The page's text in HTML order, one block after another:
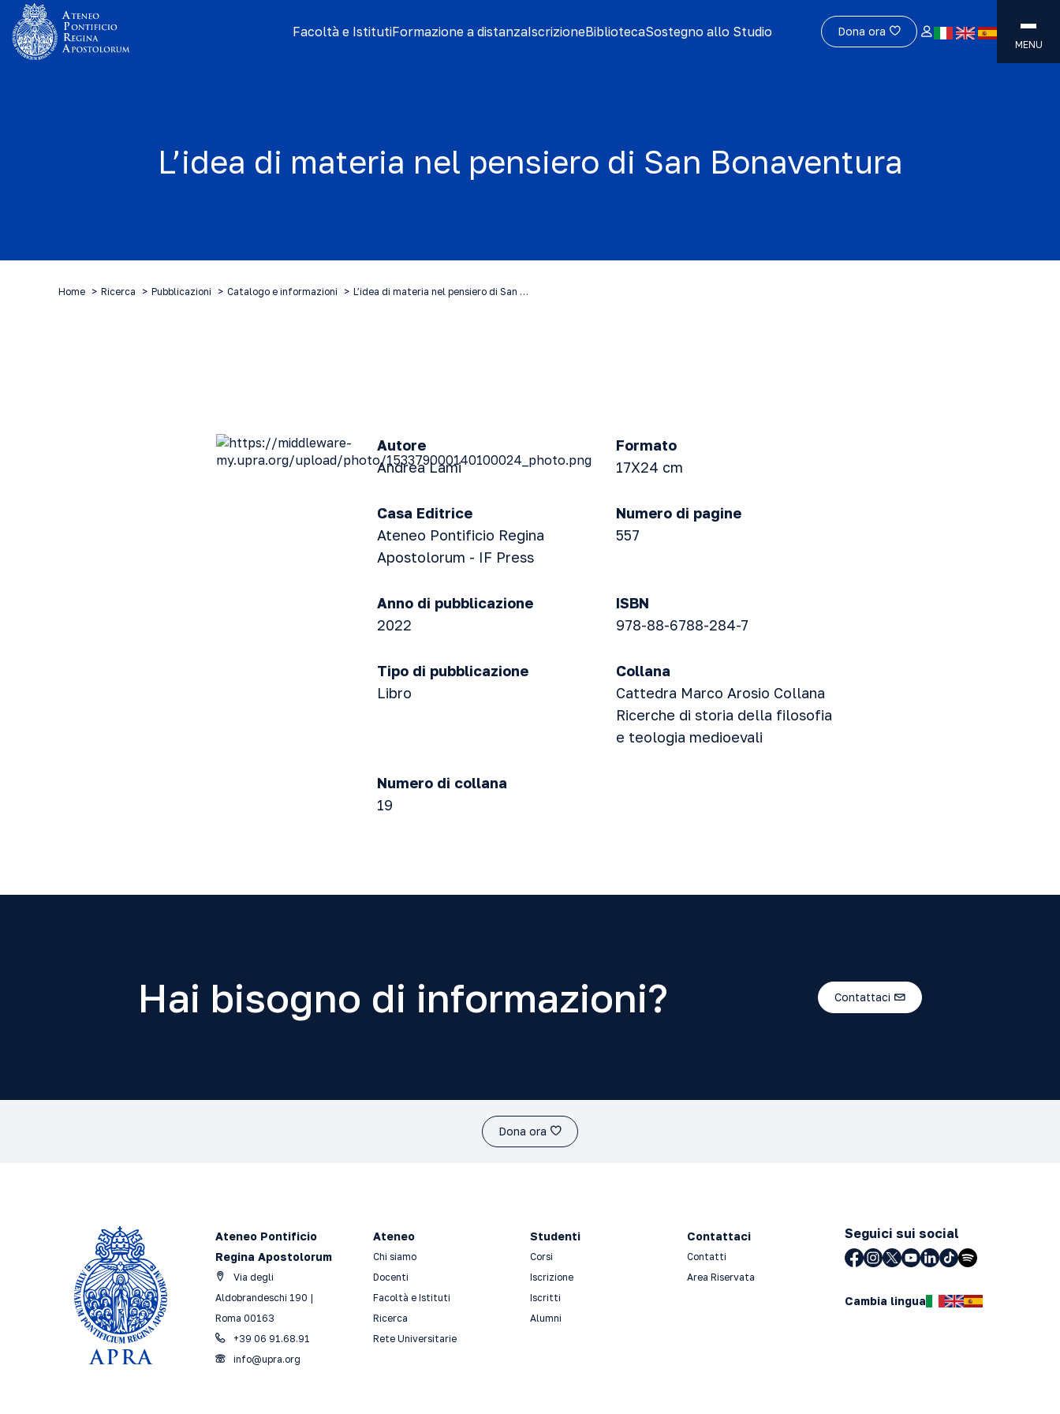
Facoltà e IstitutiFormazione a distanzaIscrizioneBibliotecaSostegno allo Studio Dona ora
MENU
L’idea di materia nel pensiero di San Bonaventura
Home Ricerca Pubblicazioni Catalogo e informazioni L’idea di materia nel pensiero di San …
Autore
Andrea Lami
Formato
17X24 cm
Casa Editrice
Ateneo Pontificio Regina
Apostolorum - IF Press
Numero di pagine
557
Anno di pubblicazione
2022
ISBN
978-88-6788-284-7
Tipo di pubblicazione
Libro
Collana
Cattedra Marco Arosio Collana
Ricerche di storia della filosofia
e teologia medioevali
Numero di collana
19
Hai bisogno di informazioni? Contattaci
Dona ora
Ateneo Pontificio
Regina Apostolorum
Via degli
Aldobrandeschi 190 |
Roma 00163
+39 06 91.68.91
info@upra.org
Ateneo
Chi siamo
Docenti
Facoltà e Istituti
Ricerca
Rete Universitarie
Studenti
Corsi
Iscrizione
Iscritti
Alumni
Contattaci
Contatti
Area Riservata
Seguici sui social
Cambia lingua